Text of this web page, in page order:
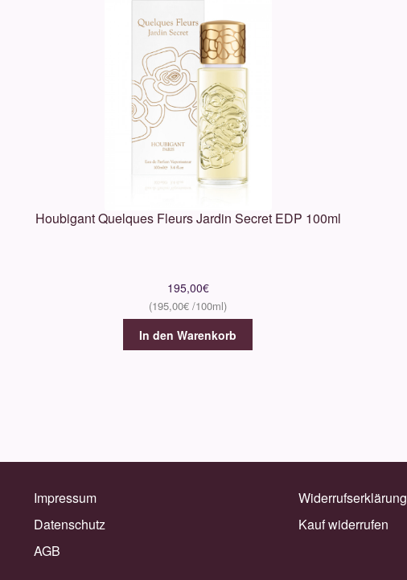
Houbigant Quelques Fleurs Jardin Secret EDP 100ml
195,00€
195,00€
In den Warenkorb
Impressum
Datenschutz
AGB
Widerrufserklärung
Kauf widerrufen